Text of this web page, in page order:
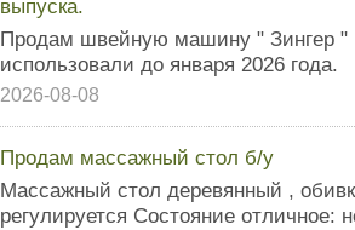
выпуска.
Продам швейную машину " Зингер "
использовали до января 2026 года.
2026-08-08
Продам массажный стол б/у
Массажный стол деревянный ,
регулируется Состояние отличное: